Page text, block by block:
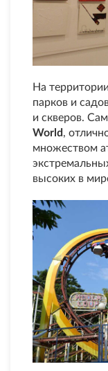
На
парков и
и скверов.
World ,
множеством
высоких в